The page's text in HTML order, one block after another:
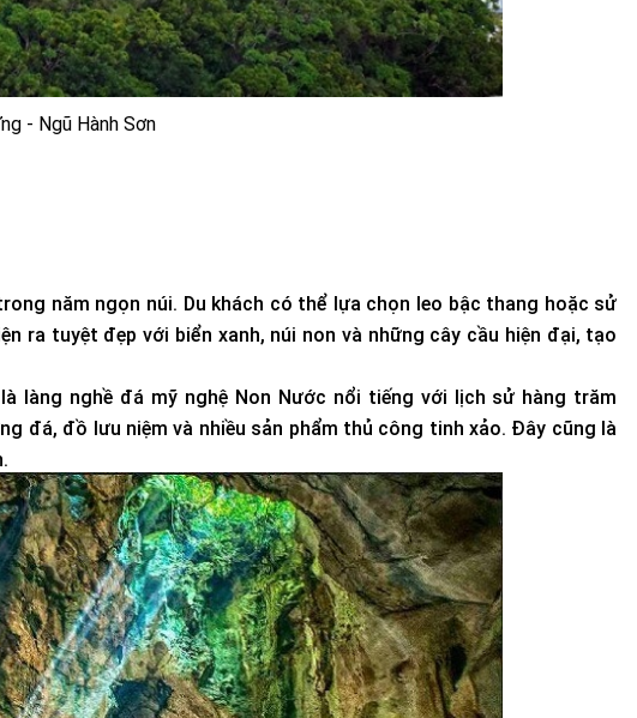
- Ngũ Hành Sơn
năm ngọn núi. Du khách có thể lựa chọn leo bậc thang hoặc sử
ra tuyệt đẹp với biển xanh, núi non và những cây cầu hiện đại, tạo
làng nghề đá mỹ nghệ Non Nước nổi tiếng với lịch sử hàng trăm
đá, đồ lưu niệm và nhiều sản phẩm thủ công tinh xảo. Đây cũng là